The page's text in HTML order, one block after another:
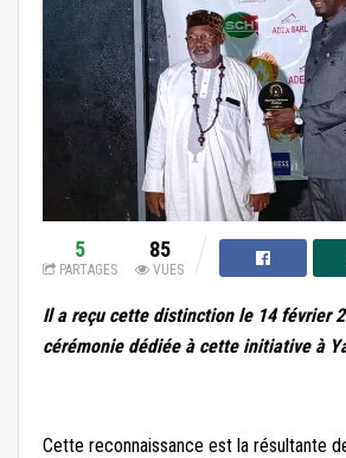
5
PARTAGES
85
VUES
Il a reçu cette distinction le 14 février
cérémonie dédiée à cette initiative à
Cette reconnaissance est la résultante